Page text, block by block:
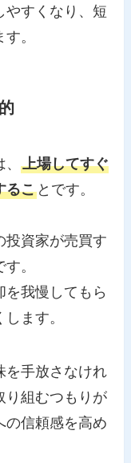
やすくなり、短
。
、上場してすぐ
るこ とです。
投資家が売買す
。
を我慢してもら
ます。
を手放さなけれ
り組むつもりが
の信頼感を高め